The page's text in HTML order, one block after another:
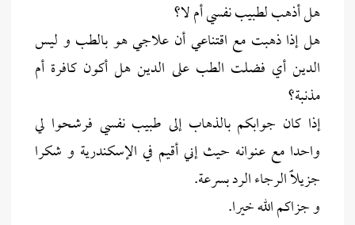
هل أذهب لطبيب نفسي أم لا؟
هل إذا ذهبت مع اقتناعي أن علاجي هو بالطب و ليس
الدين أي فضلت الطب على الدين هل أكون كافرة أم
مذنبة؟
إذا كان جوابكم بالذهاب إلى طبيب نفسي فرشحوا لي
واحدا مع عنوانه حيث إني أقيم في الإسكندرية و شكرا
جزيلاًً الرجاء الرد بسرعة.
و جزاكم الله خيرا.